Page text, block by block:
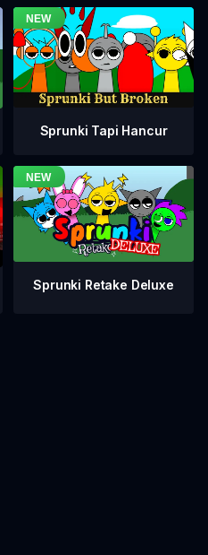
Sprunki Tapi Hancur
Sprunki Retake Deluxe